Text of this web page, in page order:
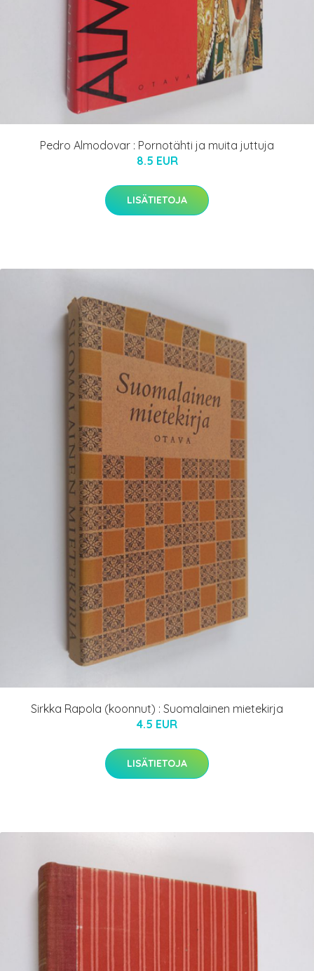
Pedro Almodovar : Pornotähti ja muita juttuja
8.5 EUR
LISÄTIETOJA
Sirkka Rapola (koonnut) : Suomalainen mietekirja
4.5 EUR
LISÄTIETOJA